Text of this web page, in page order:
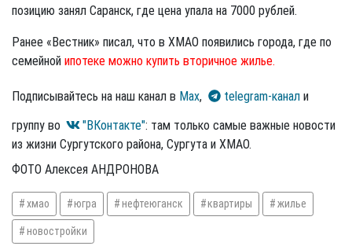
позицию занял Саранск, где цена упала на 7000 рублей.
Ранее «Вестник» писал, что в ХМАО появились города, где по
семейной ипотеке можно купить вторичное жилье.
Подписывайтесь на наш канал в Max, telegram-канал и
группу во
"ВКонтакте": там только самые важные новости
из жизни Сургутского района, Сургута и ХМАО.
ФОТО Алексея АНДРОНОВА
хмао югра нефтеюганск квартиры жилье
новостройки